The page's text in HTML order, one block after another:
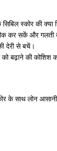
स्कोर की क्या
कर सकें और गलती
देरी से बचें।
बढ़ाने की कोशिश
के साथ लोन